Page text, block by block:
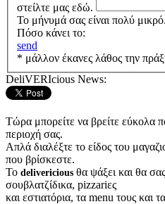
στείλτε μας εδώ.
Το μήνυμά σας είναι πολύ μικρό.
Πόσο κάνει το:
send
* μάλλον έκανες λάθος την
DeliVERIcious News:
Τώρα μπορείτε να βρείτε εύκολα
περιοχή σας.
Απλά διαλέξτε το είδος του
που βρίσκεστε.
Το delivericious θα ψάξει και θα
σουβλατζίδικα, pizzariες
και εστιατόρια, τα menu τους και